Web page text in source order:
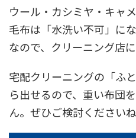
ウール・カシミヤ・キャ
毛布は「水洗い不可」に
なので、クリーニング店
宅配クリーニングの「ふ
ら出せるので、重い布団
ん。ぜひご検討くださいね